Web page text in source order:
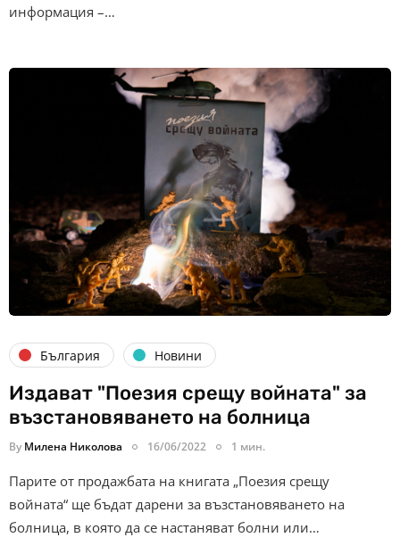
информация –…
България Новини
Издават "Поезия срещу войната" за
възстановяването на болница
By Милена Николова 16/06/2022 1 мин.
Парите от продажбата на книгата „Поезия срещу
войната“ ще бъдат дарени за възстановяването на
болница, в която да се настаняват болни или…